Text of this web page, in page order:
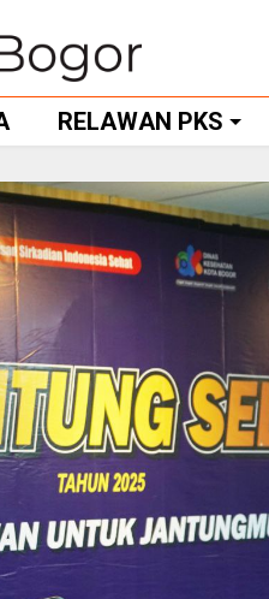
RELAWAN PKS